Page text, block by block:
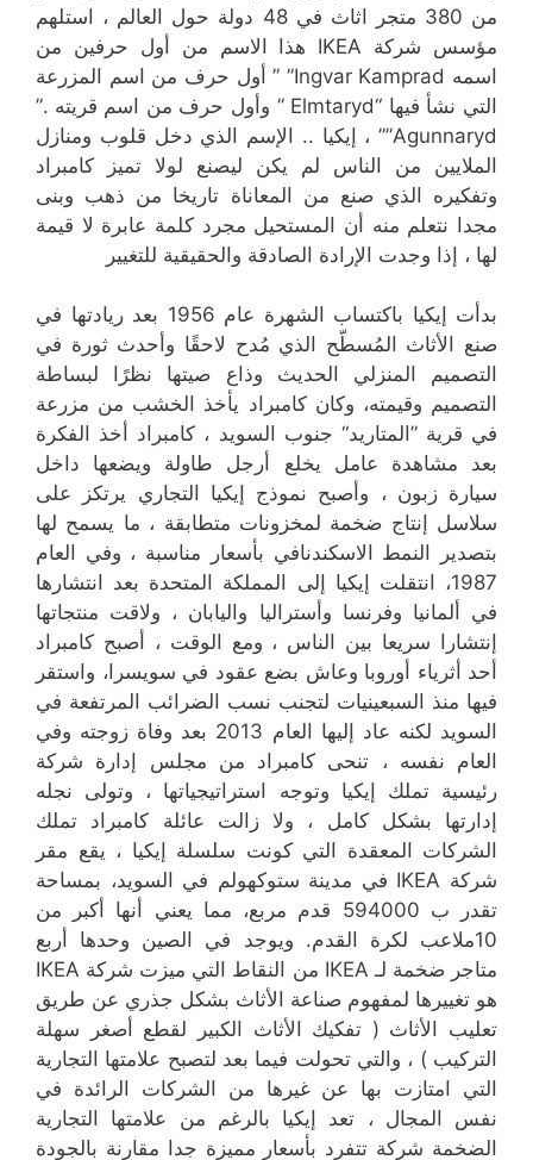
من 380 متجر اثاث في 48 دولة حول العالم ، استلهم
مؤسس شركة IKEA هذا الاسم من أول حرفين من
اسمه Ingvar Kamprad” ” أول حرف من اسم المزرعة
التي نشأ فيها “Elmtaryd ” وأول حرف من اسم قريته .”
Agunnaryd”” ، إيكيا .. الإسم الذي دخل قلوب ومنازل
الملايين من الناس لم يكن ليصنع لولا تميز كامبراد
وتفكيره الذي صنع من المعاناة تاريخا من ذهب وبنى
مجدا نتعلم منه أن المستحيل مجرد كلمة عابرة لا قيمة
لها ، إذا وجدت الإرادة الصادقة والحقيقية للتغيير
بدأت إيكيا باكتساب الشهرة عام 1956 بعد ريادتها في
صنع الأثاث المُسطّح الذي مُدح لاحقًا وأحدث ثورة في
التصميم المنزلي الحديث وذاع صيتها نظرًا لبساطة
التصميم وقيمته، وكان كامبراد يأخذ الخشب من مزرعة
في قرية ”المتاريد“ جنوب السويد ، كامبراد أخذ الفكرة
بعد مشاهدة عامل يخلع أرجل طاولة ويضعها داخل
سيارة زبون ، وأصبح نموذج إيكيا التجاري يرتكز على
سلاسل إنتاج ضخمة لمخزونات متطابقة ، ما يسمح لها
بتصدير النمط الاسكندنافي بأسعار مناسبة ، وفي العام
1987، انتقلت إيكيا إلى المملكة المتحدة بعد انتشارها
في ألمانيا وفرنسا وأستراليا واليابان ، ولاقت منتجاتها
إنتشارا سريعا بين الناس ، ومع الوقت ، أصبح كامبراد
أحد أثرياء أوروبا وعاش بضع عقود في سويسرا، واستقر
فيها منذ السبعينيات لتجنب نسب الضرائب المرتفعة في
السويد لكنه عاد إليها العام 2013 بعد وفاة زوجته وفي
العام نفسه ، تنحى كامبراد من مجلس إدارة شركة
رئيسية تملك إيكيا وتوجه استراتيجياتها ، وتولى نجله
إدارتها بشكل كامل ، ولا زالت عائلة كامبراد تملك
الشركات المعقدة التي كونت سلسلة إيكيا ، يقع مقر
شركة IKEA في مدينة ستوكهولم في السويد، بمساحة
تقدر ب 594000 قدم مربع، مما يعني أنها أكبر من
10ملاعب لكرة القدم. ويوجد في الصين وحدها أربع
متاجر ضخمة لـ IKEA من النقاط التي ميزت شركة IKEA
هو تغييرها لمفهوم صناعة الأثاث بشكل جذري عن طريق
تعليب الأثاث ( تفكيك الأثاث الكبير لقطع أصغر سهلة
التركيب ) ، والتي تحولت فيما بعد لتصبح علامتها التجارية
التي امتازت بها عن غيرها من الشركات الرائدة في
نفس المجال ، تعد إيكيا بالرغم من علامتها التجارية
الضخمة شركة تتفرد بأسعار مميزة جدا مقارنة بالجودة